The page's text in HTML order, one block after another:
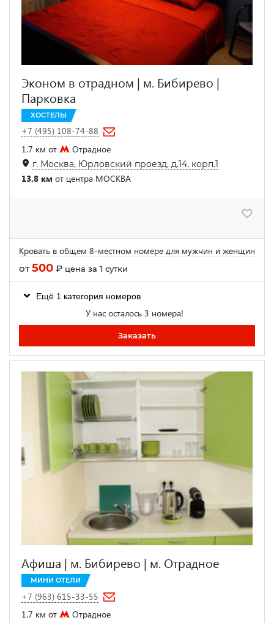
Эконом в отрадном | м. Бибирево |
Парковка
ХОСТЕЛЫ
+7 (495) 108-74-88
1.7 км от
Отрадное
г. Москва, Юрловский проезд, д.14, корп.1
13.8 км от центра МОСКВА
Кровать в общем 8-местном номере для мужчин и женщин
от500 ₽ цена за 1 сутки
Ещё 1 категория номеров
У нас осталось 3 номера!
Заказать
Афиша | м. Бибирево | м. Отрадное
МИНИ ОТЕЛИ
+7 (963) 615-33-55
1.7 км от
Отрадное